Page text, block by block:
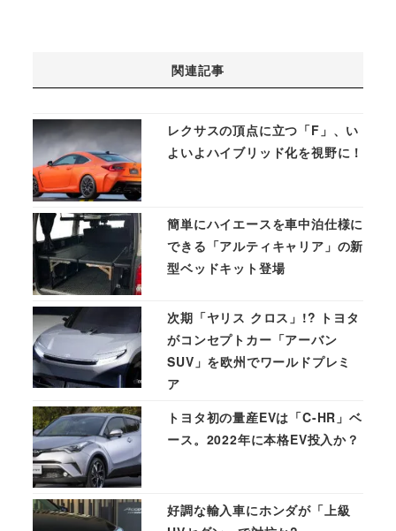
関連記事
レクサスの頂点に立つ「F」、い
よいよハイブリッド化を視野に！
簡単にハイエースを車中泊仕様に
できる「アルティキャリア」の新
型ベッドキット登場
次期「ヤリス クロス」!? トヨタ
がコンセプトカー「アーバン
SUV」を欧州でワールドプレミ
ア
トヨタ初の量産EVは「C-HR」ベ
ース。2022年に本格EV投入か？
好調な輸入車にホンダが「上級